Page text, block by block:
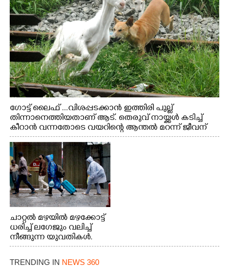
ഗോട്ട് ലൈഫ് ...വിശപ്പടക്കാൻ ഇത്തിരി പുല്ല്
തിന്നാനെത്തിയതാണ് ആട്. തെരുവ് നായ്ക്കൾ കടിച്ച്
കീറാൻ വന്നതോടെ വയറിന്റെ ആന്തൽ മറന്ന് ജീവന്
വേണ്ടിയായി ഓട്ടം. എറണാകുളം വാത്തുരുത്തിയിൽ
നിന്നുള്ള കാഴ്ച
ചാറ്റൽ മഴയിൽ മഴക്കോട്ട്
ധരിച്ച് ലഗേജും വലിച്ച്
നീങ്ങുന്ന യുവതികൾ.
എറണാകുളം മേനകയിൽ
നിന്നുള്ള കാഴ്ച
TRENDING IN NEWS 360